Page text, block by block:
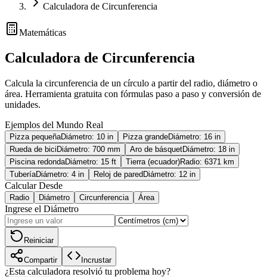
Calculadora de Circunferencia
Matemáticas
Calculadora de Circunferencia
Calcula la circunferencia de un círculo a partir del radio, diámetro o
área. Herramienta gratuita con fórmulas paso a paso y conversión de
unidades.
Ejemplos del Mundo Real
Pizza pequeñaDiámetro: 10 in Pizza grandeDiámetro: 16 in
Rueda de biciDiámetro: 700 mm Aro de básquetDiámetro: 18 in
Piscina redondaDiámetro: 15 ft Tierra (ecuador)Radio: 6371 km
TuberíaDiámetro: 4 in Reloj de paredDiámetro: 12 in
Calcular Desde
Radio Diámetro Circunferencia Área
Ingrese el Diámetro
Reiniciar
Compartir Incrustar
¿Esta calculadora resolvió tu problema hoy?